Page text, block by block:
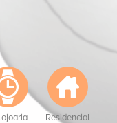
Residencial